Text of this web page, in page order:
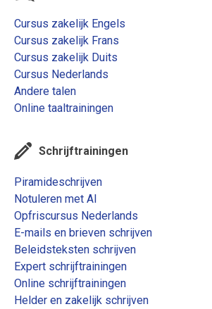
Cursus zakelijk Engels
Cursus zakelijk Frans
Cursus zakelijk Duits
Cursus Nederlands
Andere talen
Online taaltrainingen
Schrijftrainingen
Piramideschrijven
Notuleren met AI
Opfriscursus Nederlands
E-mails en brieven schrijven
Beleidsteksten schrijven
Expert schrijftrainingen
Online schrijftrainingen
Helder en zakelijk schrijven